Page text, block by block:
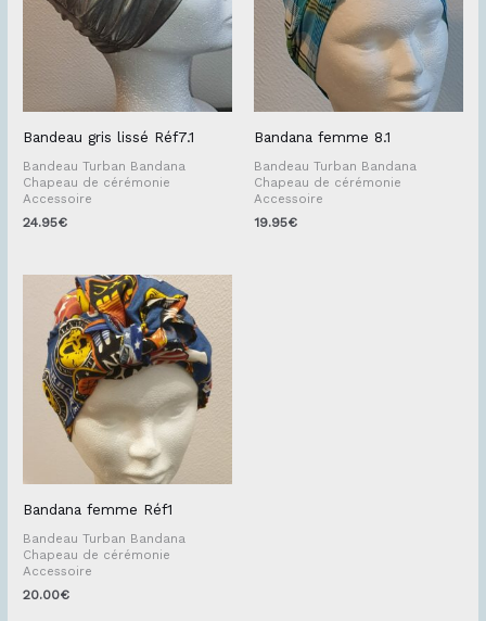
Bandeau gris lissé Réf7.1
Bandeau Turban Bandana
Chapeau de cérémonie
Accessoire
24.95€
Bandana femme 8.1
Bandeau Turban Bandana
Chapeau de cérémonie
Accessoire
19.95€
Bandana femme Réf1
Bandeau Turban Bandana
Chapeau de cérémonie
Accessoire
20.00€